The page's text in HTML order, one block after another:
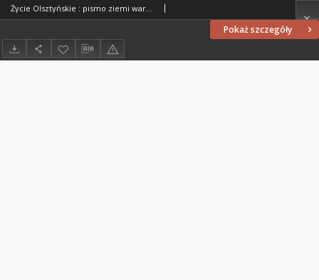
Pokaż szczegóły
Życie Olsztyńskie : pismo ziemi warmińsko-mazurskiej, 1949, nr 33